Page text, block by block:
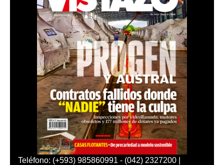
Teléfono: (+593) 985860991 - (042) 2327200 |